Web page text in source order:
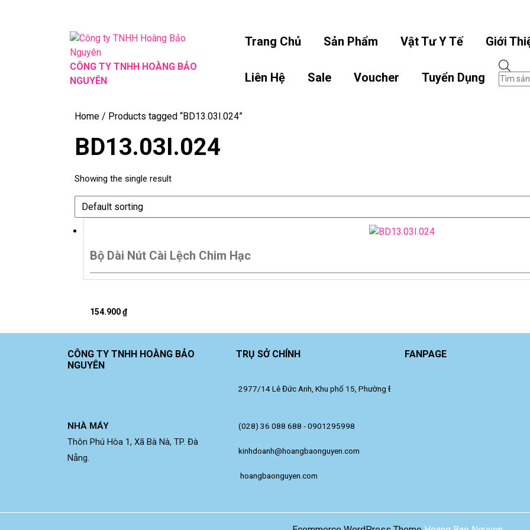
CÔNG TY TNHH HOÀNG BẢO
NGUYÊN
Trang Chủ Sản Phẩm Vật Tư Y Tế Giới
Liên Hệ Sale Voucher Tuyển Dụng
kiếm
sản
Home / Products tagged “BD13.03I.024”
BD13.03I.024
Showing the single result
Bộ Dài Nút Cài Lệch Chim Hạc
154.900₫
CÔNG TY TNHH HOÀNG BẢO
NGUYÊN
NHÀ MÁY
Thôn Phú Hòa 1, Xã Bà Nà, TP. Đà
Nẵng.
TRỤ SỞ CHÍNH
2977/14 Lê Đức Anh, Khu phố 15, Phường Đông Hưng Thuận, TP. Hồ Chí Minh.
(028) 36 088 688 - 0901295998
kinhdoanh@hoangbaonguyen.com
hoangbaonguyen.com
FANPAGE